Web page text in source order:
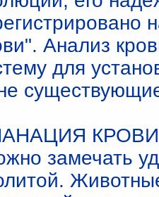
Анализ
для
замечать